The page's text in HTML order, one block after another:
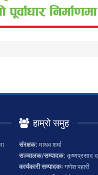
हाम्रो समुह
संरक्षक: माधव शर्मा
सञ्चालक/सम्पादक: कृष्णप्रसाद
कार्यकारी सम्पादकःगणेश पहारी